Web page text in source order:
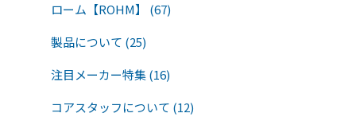
ローム【ROHM】 (67)
製品について (25)
注目メーカー特集 (16)
コアスタッフについて (12)